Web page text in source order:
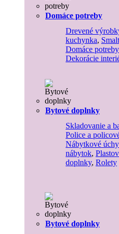
Domáce potreby
Drevené
kuchynka,
Domáce
Dekorácie
Bytové doplnky
Skladovanie a
Police a
Nábytkové
nábytok,
doplnky, Rolety
Bytové doplnky